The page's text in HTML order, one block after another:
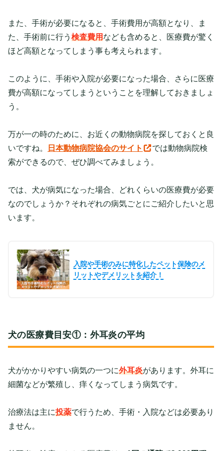
また、手術が必要になると、手術費用が高額となり、ま
た、手術前に行う 検査費用なども含めると、医療費が驚く
ほど高額となってしまう事も考えられます。
このように、手術や入院が必要になった場合、さらに医療
費が高額になってしまうということを理解しておきましょ
う。
万が一の時のために、お近くの動物病院を探しておくと良
いですね。
日本動物病院協会のサイト
では動物病院検
索ができるので、ぜひ調べてみましょう。
では、犬が病気になった場合、どれくらいの医療費が必要
なのでしょうか？それぞれの病気ごとにご紹介したいと思
います。
入院や手術のみに特化したペット保険のメ
リットやデメリットを紹介！
犬の医療費目安①：外耳炎の平均
犬がかかりやすい病気の一つに外耳炎があります。外耳に
細菌などが繁殖し、痒くなってしまう病気です。
治療法は主に投薬で行うため、手術・入院などは必要あり
ません。